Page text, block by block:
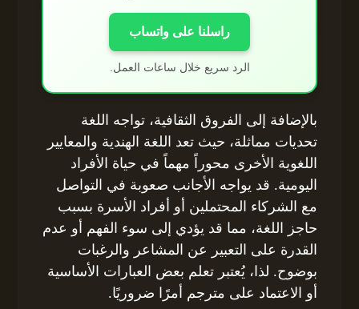
راسلنا على واتساب
الرد سريع خلال ساعات العمل.
بالإضافة إلى الفروق الثقافية، تواجه اللغة
تحديات مماثلة، حيث تعد اللغة الهندية والمعايير
اللغوية الأخرى محوراً مهماً في حياة الأفراد
اليومية. قد يواجه الأجانب صعوبة في التواصل
مع الشركاء المحتملين أو أفراد الأسرة بسبب
حاجز اللغة، مما قد يؤدي إلى سوء الفهم أو عدم
القدرة على التعبير عن المشاعر والرغبات
بوضوح. لذا، يُعتبر تعلم بعض العبارات الأساسية
أو الاعتماد على مترجم أمرًا ضروريًا.